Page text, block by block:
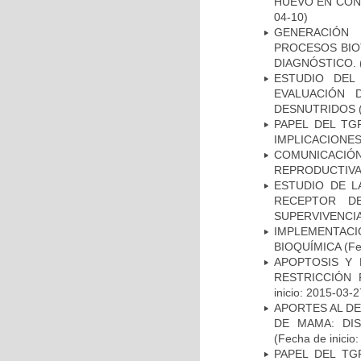
04-10)
PROCESOS
DIAGNÓSTICO.
ESTUDIO
EVALUACIÓN
DESNUTRIDOS
PAPEL DEL
REPRODUCTIVA
ESTUDIO DE
RECEPTOR
BIOQUÍMICA
APOPTOSIS Y
RESTRICCIÓN
inicio: 2015-03-
APORTES AL
DE MAMA:
(Fecha de
PAPEL DEL